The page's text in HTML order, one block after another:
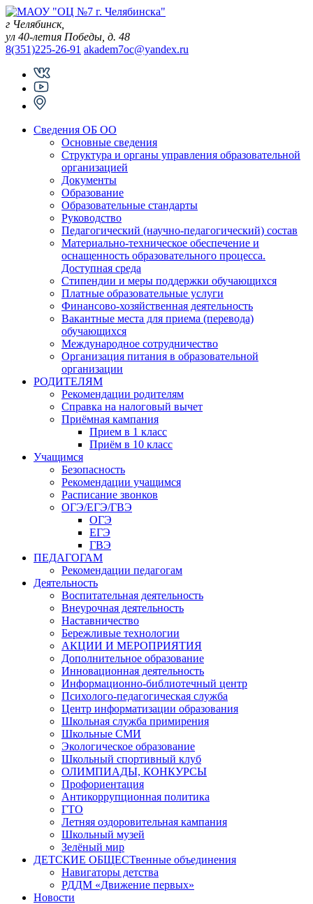
Skip
to
content
г Челябинск,
ул 40-летия Победы, д. 48
8(351)225-26-91 akadem7oc@yandex.ru
Сведения ОБ ОО
Основные сведения
Структура и органы управления образовательной
организацией
Документы
Образование
Образовательные стандарты
Руководство
Педагогический (научно-педагогический) состав
Материально-техническое обеспечение и
оснащенность образовательного процесса.
Доступная среда
Стипендии и меры поддержки обучающихся
Платные образовательные услуги
Финансово-хозяйственная деятельность
Вакантные места для приема (перевода)
обучающихся
Международное сотрудничество
Организация питания в образовательной
организации
РОДИТЕЛЯМ
Рекомендации родителям
Справка на налоговый вычет
Приёмная кампания
Прием в 1 класс
Приём в 10 класс
Учащимся
Безопасность
Рекомендации учащимся
Расписание звонков
ОГЭ/ЕГЭ/ГВЭ
ОГЭ
ЕГЭ
ГВЭ
ПЕДАГОГАМ
Рекомендации педагогам
Деятельность
Воспитательная деятельность
Внеурочная деятельность
Наставничество
Бережливые технологии
АКЦИИ И МЕРОПРИЯТИЯ
Дополнительное образование
Инновационная деятельность
Информационно-библиотечный центр
Психолого-педагогическая служба
Центр информатизации образования
Школьная служба примирения
Школьные СМИ
Экологическое образование
Школьный спортивный клуб
ОЛИМПИАДЫ, КОНКУРСЫ
Профориентация
Антикоррупционная политика
ГТО
Летняя оздоровительная кампания
Школьный музей
Зелёный мир
ДЕТСКИЕ ОБЩЕСТвенные объединения
Навигаторы детства
РДДМ «Движение первых»
Новости